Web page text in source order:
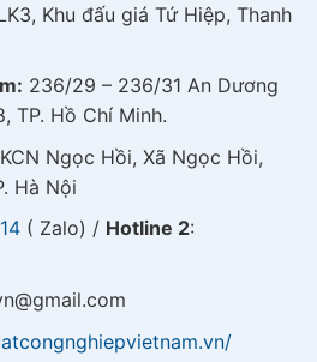
Khu đấu giá Tứ Hiệp, Thanh
236/29 – 236/31 An Dương
TP. Hồ Chí Minh.
KCN Ngọc Hồi, Xã Ngọc Hồi,
Hà Nội
( Zalo) / Hotline 2: